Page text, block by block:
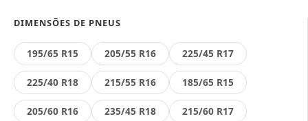
DIMENSÕES DE PNEUS
195/65 R15 205/55 R16 225/45 R17
225/40 R18 215/55 R16 185/65 R15
205/60 R16 235/45 R18 215/60 R17